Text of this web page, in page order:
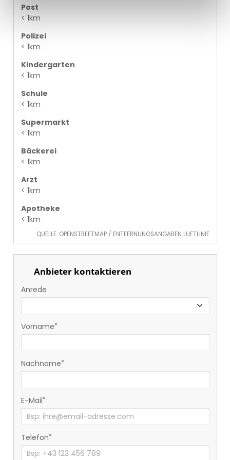
Post
< 1km
Polizei
< 1km
Kindergarten
< 1km
Schule
< 1km
Supermarkt
< 1km
Bäckerei
< 1km
Arzt
< 1km
Apotheke
< 1km
QUELLE: OPENSTREETMAP / ENTFERNUNGSANGABEN LUFTLINIE
Anbieter kontaktieren
Anrede
Vorname
Nachname
E-Mail
Telefon